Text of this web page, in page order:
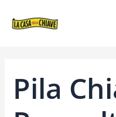
Pila
ARTICOLI